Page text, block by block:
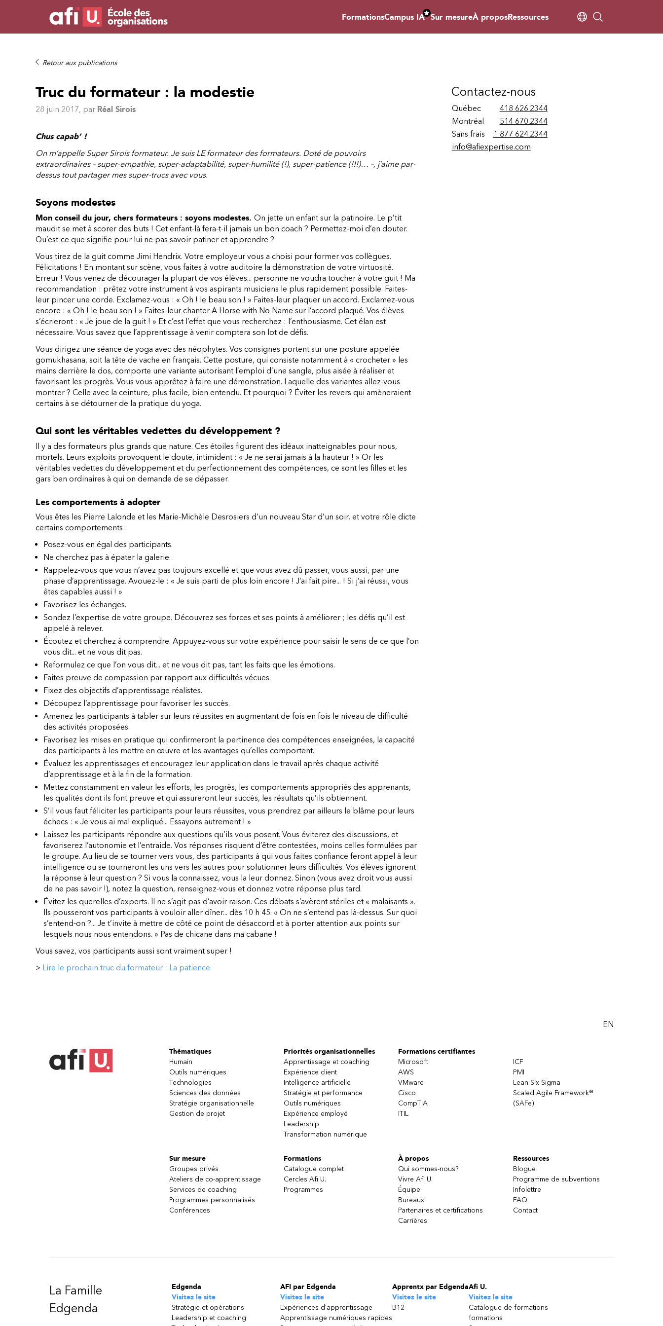
FormationsCampus IA Sur mesureÀ proposRessources
Retour aux publications
Truc du formateur : la modestie
28 juin 2017, par Réal Sirois
Chus capab’ !
On m’appelle Super Sirois formateur. Je suis LE formateur des formateurs. Doté de pouvoirs
extraordinaires – super-empathie, super-adaptabilité, super-humilité (!), super-patience (!!!)… –, j’aime par-
dessus tout partager mes super-trucs avec vous.
Soyons modestes
Mon conseil du jour, chers formateurs : soyons modestes. On jette un enfant sur la patinoire. Le p’tit
maudit se met à scorer des buts ! Cet enfant-là fera-t-il jamais un bon coach ? Permettez-moi d’en douter.
Qu’est-ce que signifie pour lui ne pas savoir patiner et apprendre ?
Vous tirez de la guit comme Jimi Hendrix. Votre employeur vous a choisi pour former vos collègues.
Félicitations ! En montant sur scène, vous faites à votre auditoire la démonstration de votre virtuosité.
Erreur ! Vous venez de décourager la plupart de vos élèves... personne ne voudra toucher à votre guit ! Ma
recommandation : prêtez votre instrument à vos aspirants musiciens le plus rapidement possible. Faites-
leur pincer une corde. Exclamez-vous : « Oh ! le beau son ! » Faites-leur plaquer un accord. Exclamez-vous
encore : « Oh ! le beau son ! » Faites-leur chanter A Horse with No Name sur l’accord plaqué. Vos élèves
s’écrieront : « Je joue de la guit ! » Et c’est l’effet que vous recherchez : l’enthousiasme. Cet élan est
nécessaire. Vous savez que l’apprentissage à venir comptera son lot de défis.
Vous dirigez une séance de yoga avec des néophytes. Vos consignes portent sur une posture appelée
gomukhasana, soit la tête de vache en français. Cette posture, qui consiste notamment à « crocheter » les
mains derrière le dos, comporte une variante autorisant l’emploi d’une sangle, plus aisée à réaliser et
favorisant les progrès. Vous vous apprêtez à faire une démonstration. Laquelle des variantes allez-vous
montrer ? Celle avec la ceinture, plus facile, bien entendu. Et pourquoi ? Éviter les revers qui amèneraient
certains à se détourner de la pratique du yoga.
Qui sont les véritables vedettes du développement ?
Il y a des formateurs plus grands que nature. Ces étoiles figurent des idéaux inatteignables pour nous,
mortels. Leurs exploits provoquent le doute, intimident : « Je ne serai jamais à la hauteur ! » Or les
véritables vedettes du développement et du perfectionnement des compétences, ce sont les filles et les
gars ben ordinaires à qui on demande de se dépasser.
Les comportements à adopter
Vous êtes les Pierre Lalonde et les Marie-Michèle Desrosiers d’un nouveau Star d’un soir, et votre rôle dicte
certains comportements :
Posez-vous en égal des participants.
Ne cherchez pas à épater la galerie.
Rappelez-vous que vous n’avez pas toujours excellé et que vous avez dû passer, vous aussi, par une
phase d’apprentissage. Avouez-le : « Je suis parti de plus loin encore ! J’ai fait pire... ! Si j’ai réussi, vous
êtes capables aussi ! »
Favorisez les échanges.
Sondez l’expertise de votre groupe. Découvrez ses forces et ses points à améliorer ; les défis qu’il est
appelé à relever.
Écoutez et cherchez à comprendre. Appuyez-vous sur votre expérience pour saisir le sens de ce que l’on
vous dit... et ne vous dit pas.
Reformulez ce que l’on vous dit... et ne vous dit pas, tant les faits que les émotions.
Faites preuve de compassion par rapport aux difficultés vécues.
Fixez des objectifs d’apprentissage réalistes.
Découpez l’apprentissage pour favoriser les succès.
Amenez les participants à tabler sur leurs réussites en augmentant de fois en fois le niveau de difficulté
des activités proposées.
Favorisez les mises en pratique qui confirmeront la pertinence des compétences enseignées, la capacité
des participants à les mettre en œuvre et les avantages qu’elles comportent.
Évaluez les apprentissages et encouragez leur application dans le travail après chaque activité
d’apprentissage et à la fin de la formation.
Mettez constamment en valeur les efforts, les progrès, les comportements appropriés des apprenants,
les qualités dont ils font preuve et qui assureront leur succès, les résultats qu’ils obtiennent.
S’il vous faut féliciter les participants pour leurs réussites, vous prendrez par ailleurs le blâme pour leurs
échecs : « Je vous ai mal expliqué... Essayons autrement ! »
Laissez les participants répondre aux questions qu’ils vous posent. Vous éviterez des discussions, et
favoriserez l’autonomie et l’entraide. Vos réponses risquent d’être contestées, moins celles formulées par
le groupe. Au lieu de se tourner vers vous, des participants à qui vous faites confiance feront appel à leur
intelligence ou se tourneront les uns vers les autres pour solutionner leurs difficultés. Vos élèves ignorent
la réponse à leur question ? Si vous la connaissez, vous la leur donnez. Sinon (vous avez droit vous aussi
de ne pas savoir !), notez la question, renseignez-vous et donnez votre réponse plus tard.
Évitez les querelles d’experts. Il ne s’agit pas d’avoir raison. Ces débats s’avèrent stériles et « malaisants ».
Ils pousseront vos participants à vouloir aller dîner... dès 10 h 45. « On ne s’entend pas là-dessus. Sur quoi
s’entend-on ?... Je t’invite à mettre de côté ce point de désaccord et à porter attention aux points sur
lesquels nous nous entendons. » Pas de chicane dans ma cabane !
Vous savez, vos participants aussi sont vraiment super !
> Lire le prochain truc du formateur : La patience
Contactez-nous
Québec
418 626.2344
Montréal
514 670.2344
Sans frais
1 877 624.2344
info@afiexpertise.com
EN
Thématiques
Humain
Outils numériques
Technologies
Sciences des données
Stratégie organisationnelle
Gestion de projet
Priorités organisationnelles
Apprentissage et coaching
Expérience client
Intelligence artificielle
Stratégie et performance
Outils numériques
Expérience employé
Leadership
Transformation numérique
Formations certifiantes
Microsoft
AWS
VMware
Cisco
CompTIA
ITIL
ICF
PMI
Lean Six Sigma
Scaled Agile Framework®
(SAFe)
Sur mesure
Groupes privés
Ateliers de co-apprentissage
Services de coaching
Programmes personnalisés
Conférences
Formations
Catalogue complet
Cercles Afi U.
Programmes
À propos
Qui sommes-nous?
Vivre Afi U.
Équipe
Bureaux
Partenaires et certifications
Carrières
Ressources
Blogue
Programme de subventions
Infolettre
FAQ
Contact
La Famille
Edgenda
Edgenda
Visitez le site
Stratégie et opérations
Leadership et coaching
AFI par Edgenda
Visitez le site
Expériences d'apprentissage
Apprentissage numériques rapides
Apprentx par Edgenda
Visitez le site
B12
Afi U.
Visitez le site
Catalogue de formations
formations